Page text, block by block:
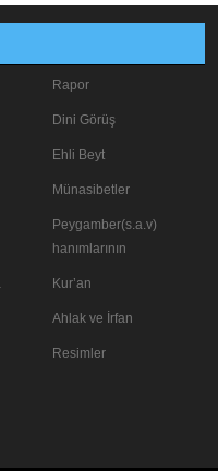
Rapor
Dini Görüş
Ehli Beyt
Münasibetler
Peygamber(s.a.v)
hanımlarının
Kur’an
Ahlak ve İrfan
Resimler